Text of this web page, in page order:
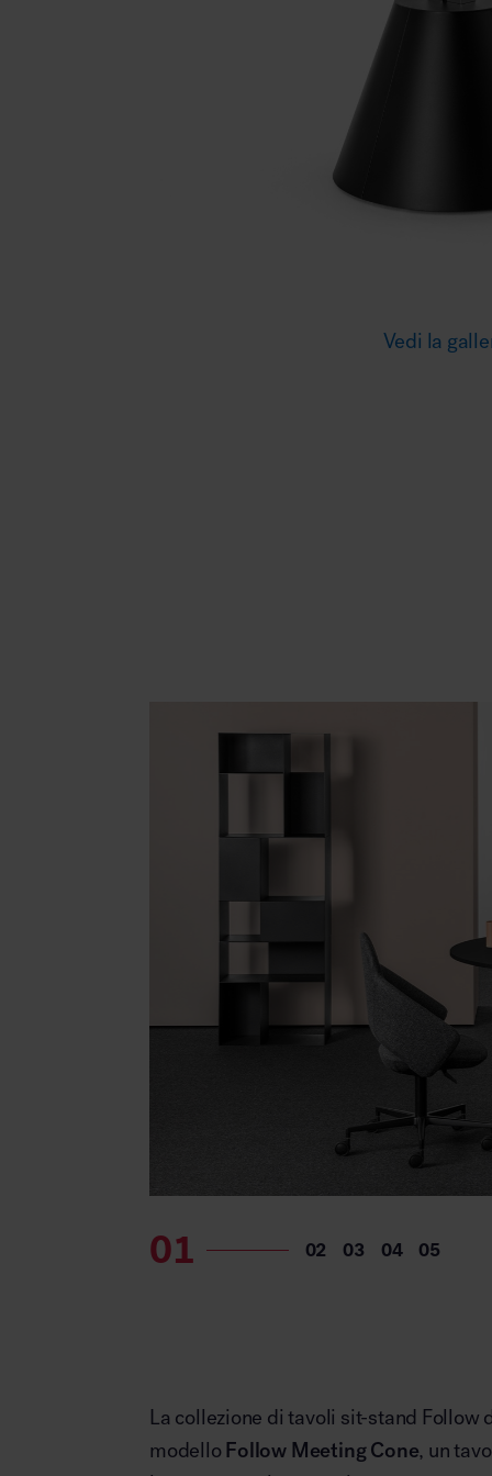
Vedi la
La collezione di tavoli sit-stand Follow
modelloFollow Meeting Cone, un